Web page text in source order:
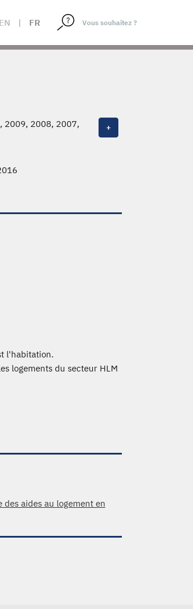
EN | FR
, 2009, 2008, 2007,
+
l'habitation.
logements du secteur HLM
des aides au logement en